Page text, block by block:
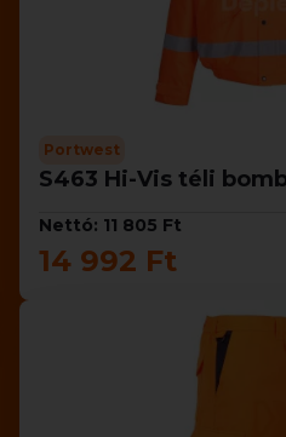
Portwest
S463 Hi-Vis téli
Nettó: 11 805 Ft
14 992 Ft